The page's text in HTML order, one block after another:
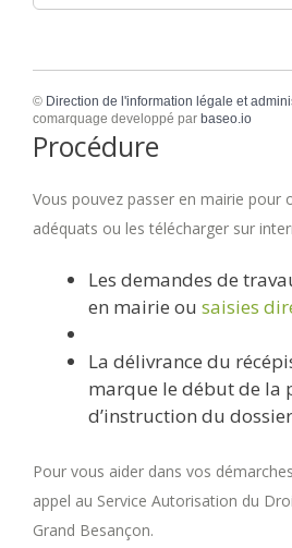
© Direction de l'information légale et
comarquage developpé par baseo.io
Procédure
Vous pouvez passer en mairie pour
adéquats ou les télécharger sur
Les demandes de
en mairie ou saisies
La délivrance du
marque le début de la
d’instruction du
Pour vous aider dans vos
appel au Service Autorisation du
Grand Besançon.